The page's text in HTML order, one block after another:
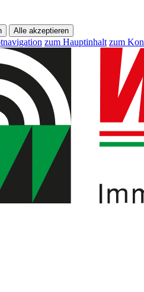
Alle akzeptieren
zum Hauptinhalt zum